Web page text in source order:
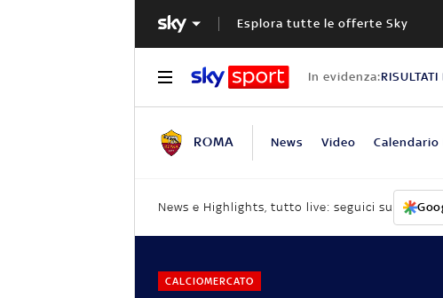
Esplora tutte le offerte Sky
In evidenza:RISULTATI
ROMA News Video
News e Highlights, tutto live: seguici su
CALCIOMERCATO